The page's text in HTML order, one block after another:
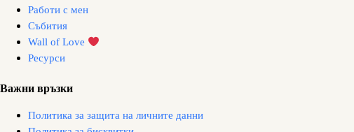
Работи с мен
Събития
Wall of Love
Ресурси
Важни връзки
Политика за защита на личните данни